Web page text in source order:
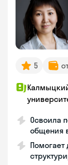
5
Освоила
общения
Помогает